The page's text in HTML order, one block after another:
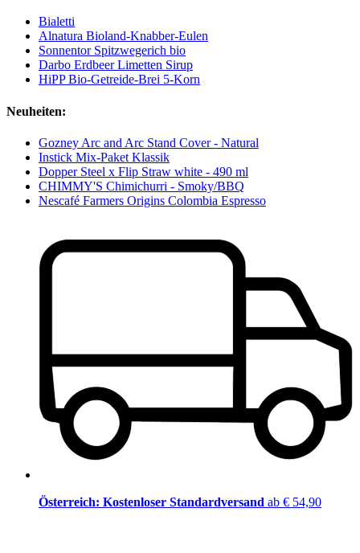
Bialetti
Alnatura Bioland-Knabber-Eulen
Sonnentor Spitzwegerich bio
Darbo Erdbeer Limetten Sirup
HiPP Bio-Getreide-Brei 5-Korn
Neuheiten:
Gozney Arc and Arc Stand Cover - Natural
Instick Mix-Paket Klassik
Dopper Steel x Flip Straw white - 490 ml
CHIMMY'S Chimichurri - Smoky/BBQ
Nescafé Farmers Origins Colombia Espresso
Österreich: Kostenloser Standardversand ab € 54,90